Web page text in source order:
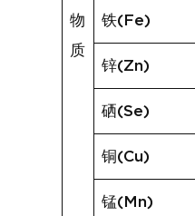
物
质
铁(Fe)
锌(Zn)
硒(Se)
铜(Cu)
锰(Mn)